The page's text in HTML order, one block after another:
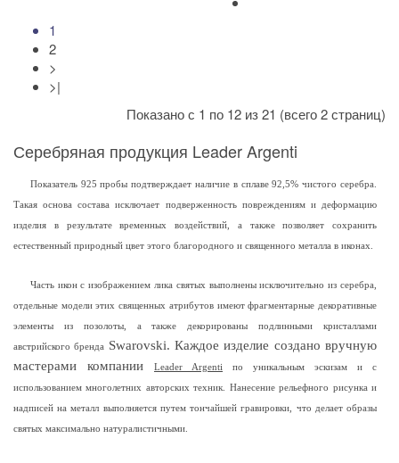
1
2
>
>|
Показано с 1 по 12 из 21 (всего 2 страниц)
Серебряная продукция Leader Argenti
Показатель 925 пробы подтверждает наличие в сплаве 92,5% чистого серебра.
Такая основа состава исключает подверженность повреждениям и деформацию
изделия в результате временных воздействий, а также позволяет сохранить
естественный природный цвет этого благородного и священного металла в иконах.
Часть икон с изображением лика святых выполнены исключительно из серебра,
отдельные модели этих священных атрибутов имеют фрагментарные декоративные
элементы из позолоты, а также декорированы подлинными кристаллами
австрийского бренда
Swarovski. Каждое изделие создано вручную
мастерами компании
Leader Argenti по уникальным эскизам и с
использованием многолетних авторских техник. Нанесение рельефного рисунка и
надписей на металл выполняется путем тончайшей гравировки, что делает образы
святых максимально натуралистичными.